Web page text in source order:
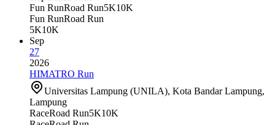
Fun RunRoad Run5K10K
Fun RunRoad Run
5K10K
Sep
27
2026
HIMATRO Run
Universitas Lampung (UNILA), Kota Bandar Lampung,
Lampung
RaceRoad Run5K10K